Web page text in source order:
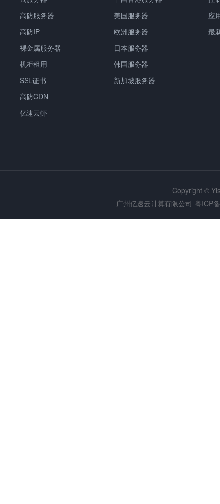
高防服务器
高防IP
裸金属服务器
机柜租用
SSL证书
高防CDN
亿速云虾
美国服务器
欧洲服务器
日本服务器
韩国服务器
新加坡服务器
应
最
Copyright ©
广州亿速云计算有限公司 粤ICP